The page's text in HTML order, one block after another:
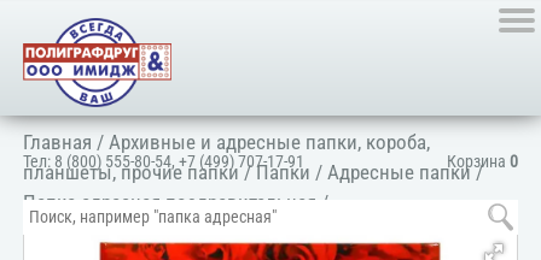
Корзина 0
Тел: 8 (800) 555-80-54,+7 (499) 707-17-91
Главная /Архивные и адресные папки, короба,
планшеты, прочие папки/Папки /Адресные папки/
Папка адресная поздравительная /